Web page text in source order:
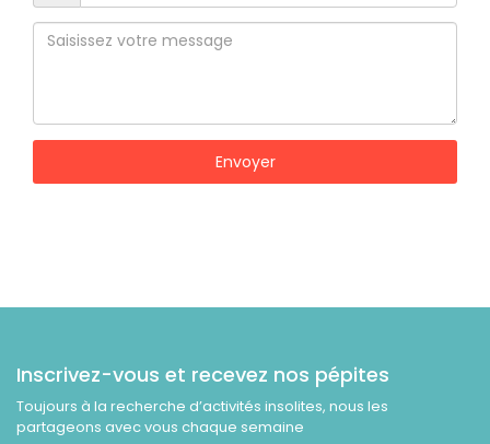
Message
Envoyer
Inscrivez-vous et recevez nos pépites
Toujours à la recherche d’activités insolites, nous les
partageons avec vous chaque semaine